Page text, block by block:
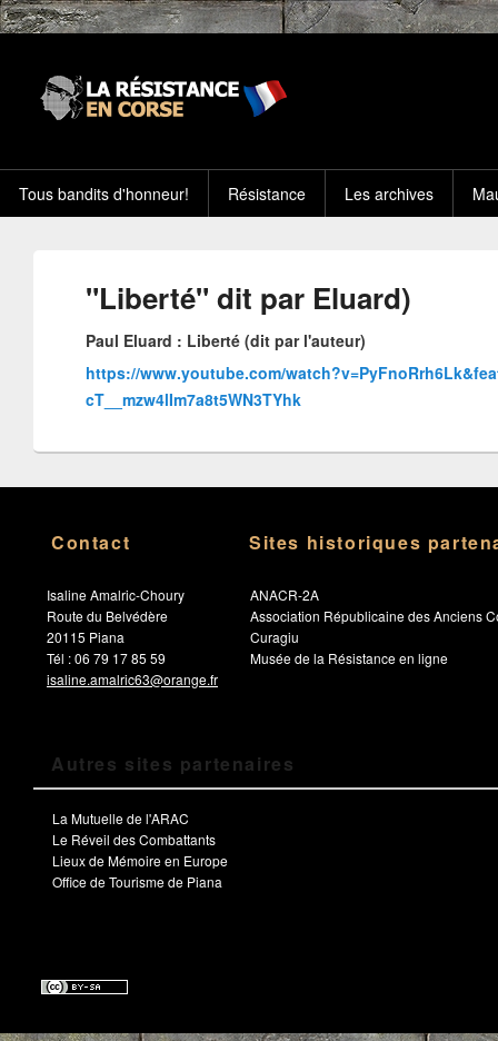
Tous bandits d'honneur! Résistance Les archives
"Liberté" dit par Eluard)
Paul Eluard : Liberté (dit par l'auteur)
https://www.youtube.com/
cT__mzw4lIm7a8t5WN3TYhk
Contact
Isaline Amalric-Choury
Route du Belvédère
20115 Piana
Tél : 06 79 17 85 59
isaline.amalric63@orange.fr
Sites historiques
ANACR-2A
Association Républicaine des Anciens
Curagiu
Musée de la Résistance en ligne
Autres sites partenaires
La Mutuelle de l'ARAC
Le Réveil des Combattants
Lieux de Mémoire en Europe
Office de Tourisme de Piana